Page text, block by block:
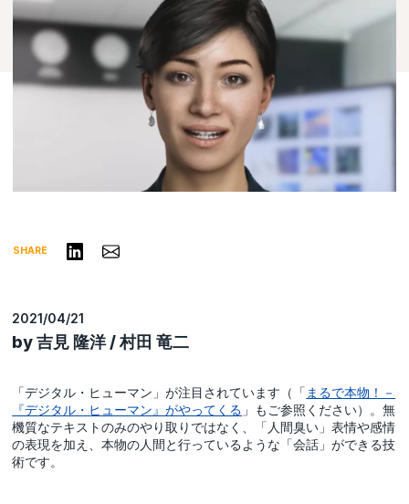
SHARE リンクトインで共有する
Share via Email
2021/04/21
by 吉見 隆洋 / 村田 竜二
「デジタル・ヒューマン」が注目されています（「 まるで本物！－
『デジタル・ヒューマン』がやってくる 」もご参照ください）。無
機質なテキストのみのやり取りではなく、「人間臭い」表情や感情
の表現を加え、本物の人間と行っているような「会話」ができる技
術です。